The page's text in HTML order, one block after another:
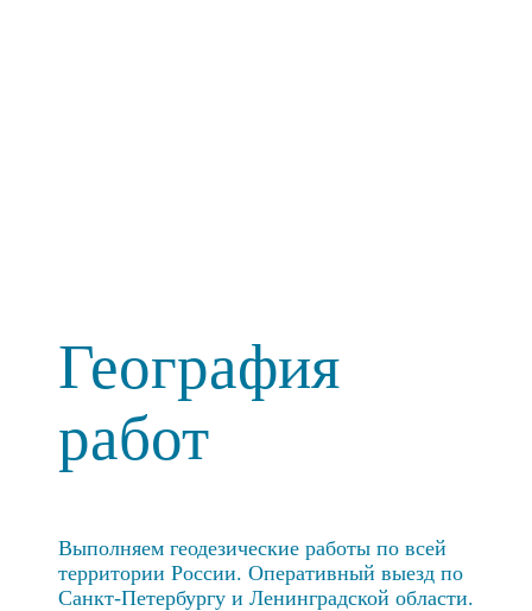
География
работ
Выполняем геодезические работы по всей
территории России. Оперативный выезд по
Санкт-Петербургу и Ленинградской области.